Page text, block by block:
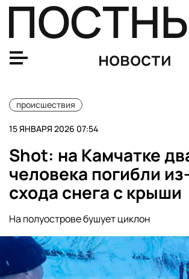
новости
происшествия
15 ЯНВАРЯ 2026 07:54
Shot: на Камчатке
человека погибли
схода снега с крыши
На полуострове бушует циклон
В скандальном роддоме